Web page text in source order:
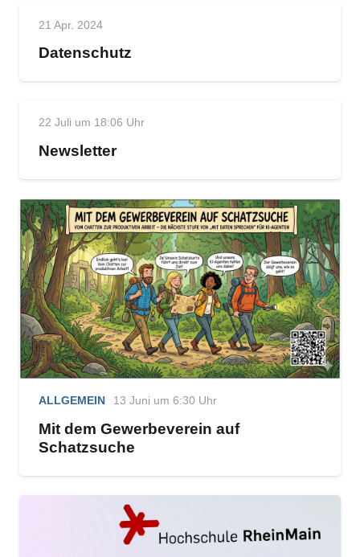
21 Apr. 2024
Datenschutz
22 Juli um 18:06 Uhr
Newsletter
ALLGEMEIN 13 Juni um 6:30 Uhr
Mit dem Gewerbeverein auf
Schatzsuche